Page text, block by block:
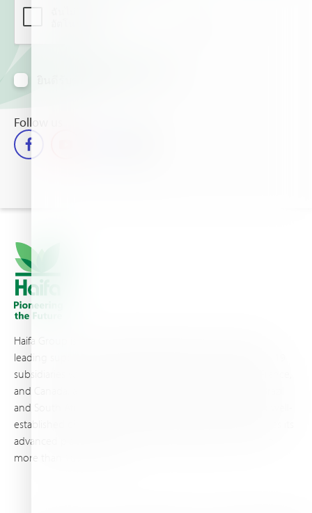
Follow us
Haifa Group is a multi-national corporation and a global
leading supplier of specialty fertilizers, operating through 19
subsidiaries worldwide, with production sites in Israel, France,
and Canada, as well as proprietary blending facilities in Brazil
and South Africa. Backed by extensive infrastructure and well-
established distribution and logistics networks, Haifa makes its
advanced plant nutrition solutions available to growers in
more than 100 countries.